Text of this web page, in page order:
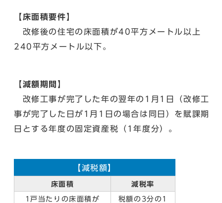
【床面積要件】
改修後の住宅の床面積が40平方メートル以上
240平方メートル以下。
【減額期間】
改修工事が完了した年の翌年の1月1日（改修工
事が完了した日が1月1日の場合は同日）を賦課期
日とする年度の固定資産税（1年度分）。
【減税額】
床面積 減税率
1戸当たりの床面積が
税額の3分の1